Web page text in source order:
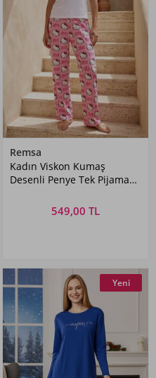
Remsa
Kadın Viskon Kumaş
Desenli Penye Tek Pijama
549,00 TL
Yeni